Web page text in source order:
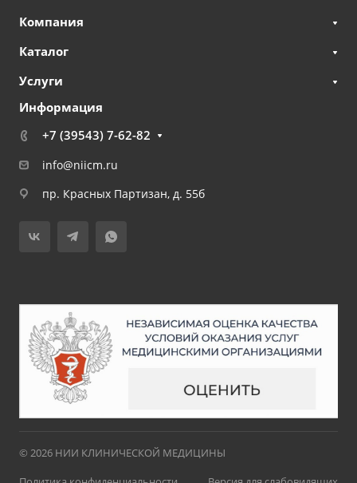
Компания
Каталог
Услуги
Информация
+7 (39543) 7-62-82
info@niicm.ru
пр. Красных Партизан, д. 55б
© 2026 НИИ КЛИНИЧЕСКОЙ МЕДИЦИНЫ